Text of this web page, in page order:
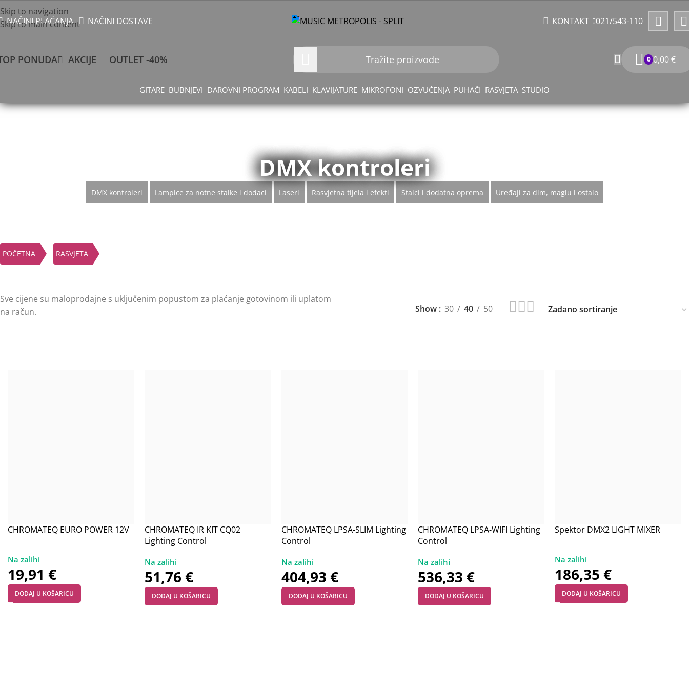
Skip to navigation
Skip to main content
NAČINI PLAĆANJA NAČINI DOSTAVE KONTAKT 021/543-110
PONUDA AKCIJE OUTLET -40% 0 0,00€
GITARE BUBNJEVI DAROVNI PROGRAM KABELI KLAVIJATURE MIKROFONI OZVUČENJA PUHAČI RASVJETA STUDIO
DMX kontroleri
DMX kontroleri Lampice za notne stalke i dodaci Laseri Rasvjetna tijela i efekti Stalci i dodatna oprema Uređaji za dim, maglu i ostalo
POČETNA RASVJETA
Sve cijene su maloprodajne s uključenim popustom za plaćanje gotovinom ili uplatom
na račun.
Show 30 40 50
CHROMATEQ EURO POWER 12V
19,91 €
DODAJ U KOŠARICU
CHROMATEQ IR KIT CQ02
Lighting Control
51,76 €
DODAJ U KOŠARICU
CHROMATEQ LPSA-SLIM Lighting
Control
404,93 €
DODAJ U KOŠARICU
CHROMATEQ LPSA-WIFI Lighting
Control
536,33€
DODAJ U KOŠARICU
Spektor DMX2 LIGHT MIXER
186,35€
DODAJ U KOŠARICU